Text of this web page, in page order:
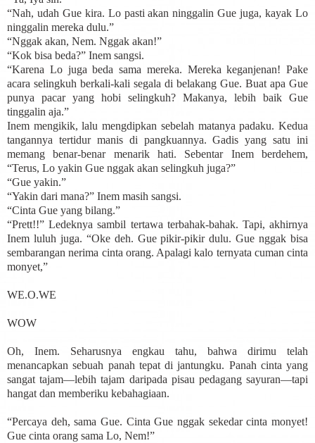
“Nah, udah Gue kira. Lo pasti akan ninggalin Gue juga, kayak Lo
ninggalin mereka dulu.”
“Nggak akan, Nem. Nggak akan!”
“Kok bisa beda?” Inem sangsi.
“Karena Lo juga beda sama mereka. Mereka keganjenan! Pake
acara selingkuh berkali-kali segala di belakang Gue. Buat apa Gue
punya pacar yang hobi selingkuh? Makanya, lebih baik Gue
tinggalin aja.”
Inem mengikik, lalu mengdipkan sebelah matanya padaku. Kedua
tangannya tertidur manis di pangkuannya. Gadis yang satu ini
memang benar-benar menarik hati. Sebentar Inem berdehem,
“Terus, Lo yakin Gue nggak akan selingkuh juga?”
“Gue yakin.”
“Yakin dari mana?” Inem masih sangsi.
“Cinta Gue yang bilang.”
“Prett!!” Ledeknya sambil tertawa terbahak-bahak. Tapi, akhirnya
Inem luluh juga. “Oke deh. Gue pikir-pikir dulu. Gue nggak bisa
sembarangan nerima cinta orang. Apalagi kalo ternyata cuman cinta
monyet,”
WE.O.WE
WOW
Oh, Inem. Seharusnya engkau tahu, bahwa dirimu telah
menancapkan sebuah panah tepat di jantungku. Panah cinta yang
sangat tajam—lebih tajam daripada pisau pedagang sayuran—tapi
hangat dan memberiku kebahagiaan.
“Percaya deh, sama Gue. Cinta Gue nggak sekedar cinta monyet!
Gue cinta orang sama Lo, Nem!”